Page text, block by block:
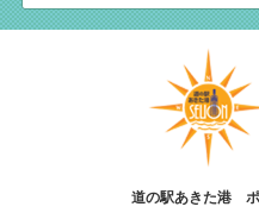
道の駅あきた港